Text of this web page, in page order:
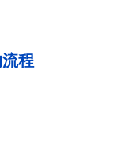
程